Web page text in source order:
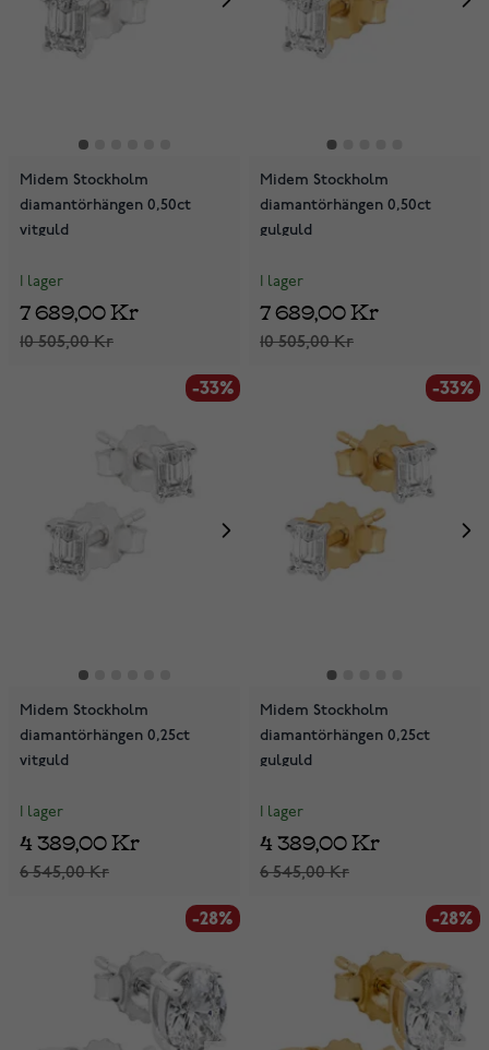
Midem Stockholm
diamantörhängen 0,50ct
vitguld
I lager
10 505,00 Kr
7 689,00 Kr
Midem Stockholm
diamantörhängen 0,50ct
gulguld
I lager
10 505,00 Kr
7 689,00 Kr
-33%
Midem Stockholm
diamantörhängen 0,25ct
vitguld
I lager
6 545,00 Kr
4 389,00 Kr
-33%
Midem Stockholm
diamantörhängen 0,25ct
gulguld
I lager
6 545,00 Kr
4 389,00 Kr
-28% -28%